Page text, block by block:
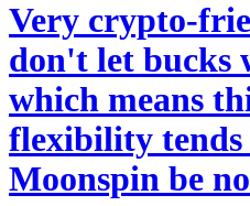
Very crypto-
don't let bucks
which means
flexibility tends
Moonspin be